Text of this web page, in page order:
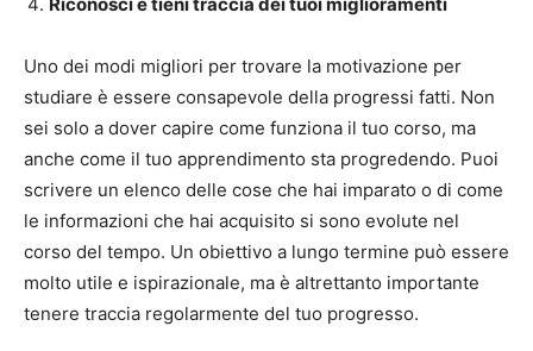
Uno dei modi migliori per trovare la motivazione per
studiare è essere consapevole della progressi fatti. Non
sei solo a dover capire come funziona il tuo corso, ma
anche come il tuo apprendimento sta progredendo. Puoi
scrivere un elenco delle cose che hai imparato o di come
le informazioni che hai acquisito si sono evolute nel
corso del tempo. Un obiettivo a lungo termine può essere
molto utile e ispirazionale, ma è altrettanto importante
tenere traccia regolarmente del tuo progresso.